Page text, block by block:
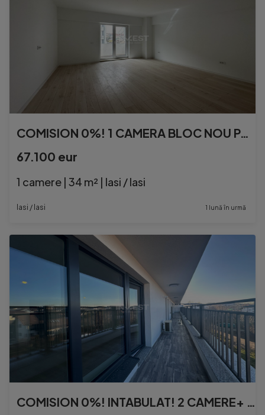
COMISION 0%! 1 CAMERA BLOC NOU PACURARI KAUFLAND
67.100 eur
1 camere | 34 m² | Iasi / Iasi
Iasi / Iasi 1 lună în urmă
COMISION 0%! INTABULAT! 2 CAMERE+ TERASA CU VEDERE PANORAMIC